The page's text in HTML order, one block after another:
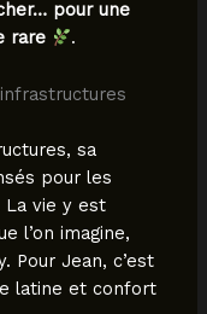
pour une
rare
.
sa
pour les
La vie y est
l’on imagine,
Pour Jean, c’est
latine et confort